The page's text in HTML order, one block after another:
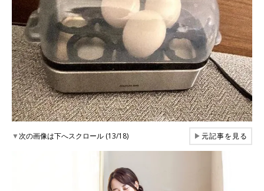
▼次の画像は下へスクロール (13/18) ▶元記事を見る